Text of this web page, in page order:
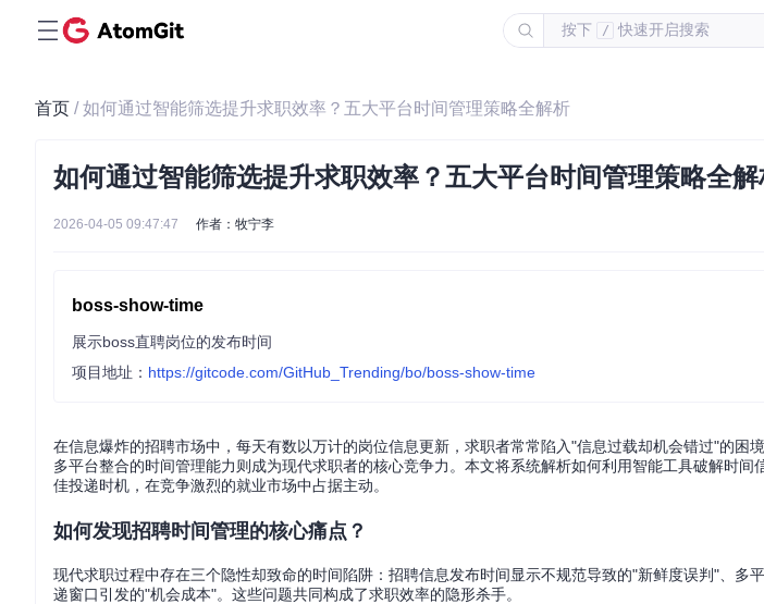
按下 / 快速开启搜索
首页 / 如何通过智能筛选提升求职效率？五大平台时间管理策略全解析
如何通过智能筛选提升求职效率？五大平台时间管理策略全解
2026-04-05 09:47:47 作者：牧宁李
boss-show-time
展示boss直聘岗位的发布时间
项目地址： https://gitcode.com/GitHub_Trending/bo/boss-show-time
在信息爆炸的招聘市场中，每天有数以万计的岗位信息更新，求职者常常陷入"信息过载却机会错过"的困
多平台整合的时间管理能力则成为现代求职者的核心竞争力。本文将系统解析如何利用智能工具破解时
佳投递时机，在竞争激烈的就业市场中占据主动。
如何发现招聘时间管理的核心痛点？
现代求职过程中存在三个隐性却致命的时间陷阱：招聘信息发布时间显示不规范导致的"新鲜度误判"、多
递窗口引发的"机会成本"。这些问题共同构成了求职效率的隐形杀手。